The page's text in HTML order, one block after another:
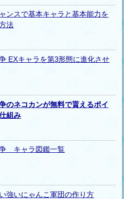
ンスで基本キャラと基本能力を
法
EXキャラを第3形態に進化させ
のネコカンが無料で貰えるポイ
組み
キャラ図鑑一覧
強いにゃんこ軍団の作り方